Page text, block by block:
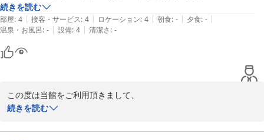
この度は本当に申し訳ございませんでした。
またのご利用お待ちしております。
フロント係より
続きを読む
部屋: 4 | 接客・サービス: 4 | ロケーション: 4 | 朝食: - | 夕食: - |
温泉・お風呂: - | 設備: 4 | 清潔さ: -
この度は当館をご利用頂きまして、
誠にありがとうございます。
大変喜んでおります。
続きを読む